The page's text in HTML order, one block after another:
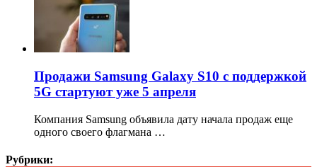
Продажи Samsung Galaxy S10 с поддержкой
5G стартуют уже 5 апреля
Компания Samsung объявила дату начала продаж еще
одного своего флагмана …
Рубрики: